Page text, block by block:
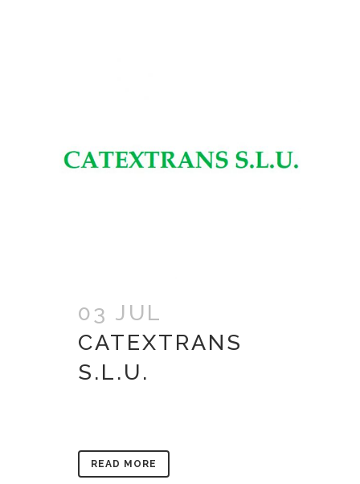
03 JUL
CATEXTRANS
S.L.U.
READ MORE